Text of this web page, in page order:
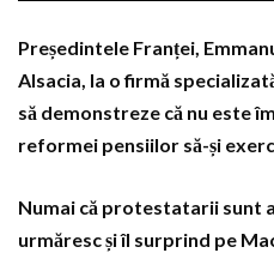
Președintele Franței,
Alsacia, la o firmă
să demonstreze că nu este
reformei pensiilor să-și
Numai că protestatarii sunt
urmăresc și îl surprind pe